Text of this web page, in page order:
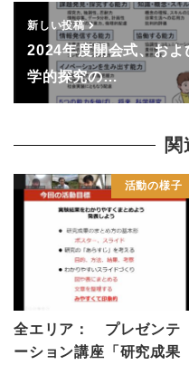
新しい投稿
2024年度開会式、お
学的探究の…
関
活動の様子
全エリア： プレゼンテ
ーション講座「研究成果